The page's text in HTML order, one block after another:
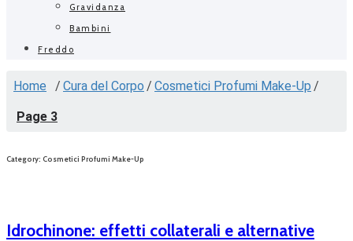
Gravidanza
Bambini
Freddo
Home / Cura del Corpo / Cosmetici Profumi Make-Up /
Page 3
Category: Cosmetici Profumi Make-Up
Idrochinone: effetti collaterali e alternative